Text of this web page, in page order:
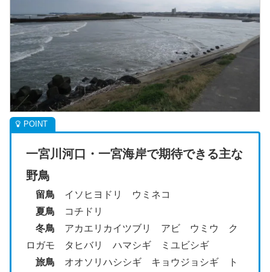
一宮川河口・一宮海岸で期待できる主な
野鳥
留鳥 イソヒヨドリ ウミネコ
夏鳥 コチドリ
冬鳥 アカエリカイツブリ アビ ウミウ ク
ロガモ タヒバリ ハマシギ ミユビシギ
旅鳥 オオソリハシシギ キョウジョシギ ト